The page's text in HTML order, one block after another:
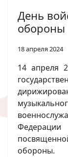
День
обороны
18 апреля 2024
14 апреля
обороны.